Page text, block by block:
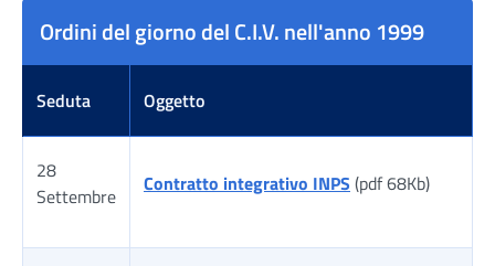
Ordini del giorno del C.I.V. nell'anno 1999
Seduta Oggetto
28
Settembre
Contratto integrativo INPS (pdf 68Kb)